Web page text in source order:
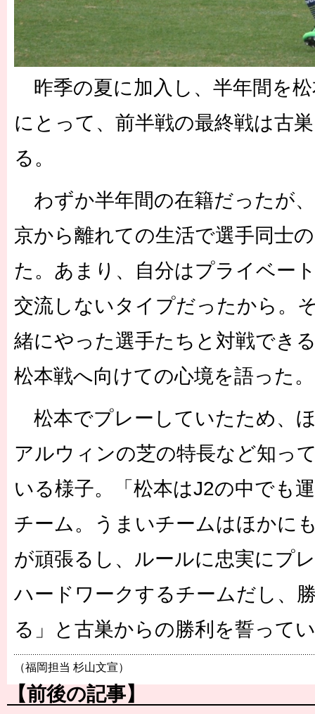
昨季の夏に加入し、半年間を
にとって、前半戦の最終戦は古
る。
わずか半年間の在籍だったが
京から離れての生活で選手同士
た。あまり、自分はプライベー
交流しないタイプだったから。
緒にやった選手たちと対戦でき
松本戦へ向けての心境を語った。
松本でプレーしていたため、
アルウィンの芝の特長など知っ
いる様子。「松本はJ2の中でも
チーム。うまいチームはほかに
が頑張るし、ルールに忠実にプ
ハードワークするチームだし、
る」と古巣からの勝利を誓って
（福岡担当 杉山文宣）
【前後の記事】